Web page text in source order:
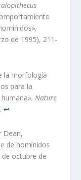
de 1995), 211-
la morfología
para la
humana»,Nature
↩︎
Dean,
de homínidos
de octubre de